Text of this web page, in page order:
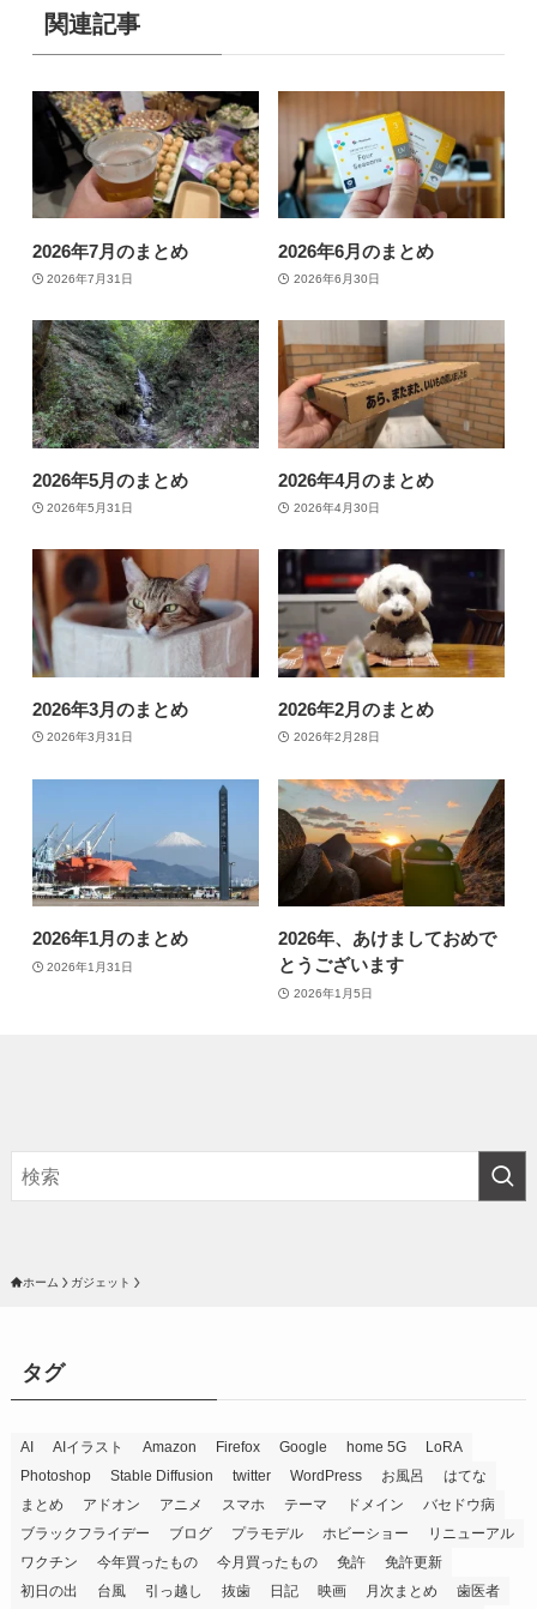
関連記事
2026年7月のまとめ
2026年7月31日
2026年6月のまとめ
2026年6月30日
2026年5月のまとめ
2026年5月31日
2026年4月のまとめ
2026年4月30日
2026年3月のまとめ
2026年3月31日
2026年2月のまとめ
2026年2月28日
2026年1月のまとめ
2026年1月31日
2026年、あけましておめで
とうございます
2026年1月5日
ホーム ガジェット
タグ
AI AIイラスト Amazon Firefox Google home 5G
LoRA
Photoshop
Stable Diffusion twitter WordPress お風呂
はてな
まとめ
アドオン アニメ スマホ テーマ ドメイン
バセドウ病
ブラックフライデー
ブログ プラモデル ホビーショー
リニューアル
ワクチン
今年買ったもの 今月買ったもの 免許
免許更新
初日の出
台風 引っ越し 抜歯 日記 映画 月次まとめ
歯医者